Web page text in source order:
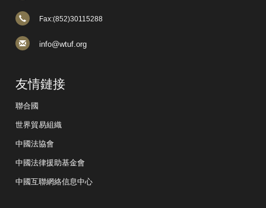
Fax:(852)30115288
info@wtuf.org
友情鏈接
聯合國
世界貿易組織
中國法協會
中國法律援助基金會
中國互聯網絡信息中心